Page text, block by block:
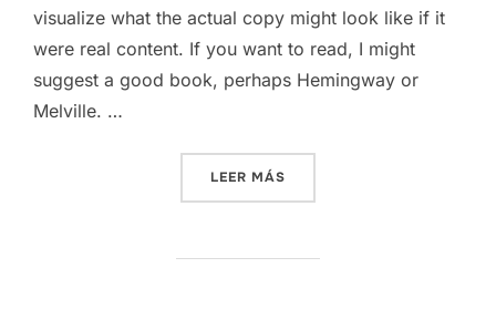
visualize what the actual copy might look like if it
were real content. If you want to read, I might
suggest a good book, perhaps Hemingway or
Melville. …
LEER MÁS